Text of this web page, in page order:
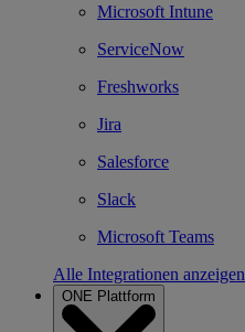
Microsoft Intune
ServiceNow
Freshworks
Jira
Salesforce
Slack
Microsoft Teams
Alle Integrationen anzeigen
ONE Plattform